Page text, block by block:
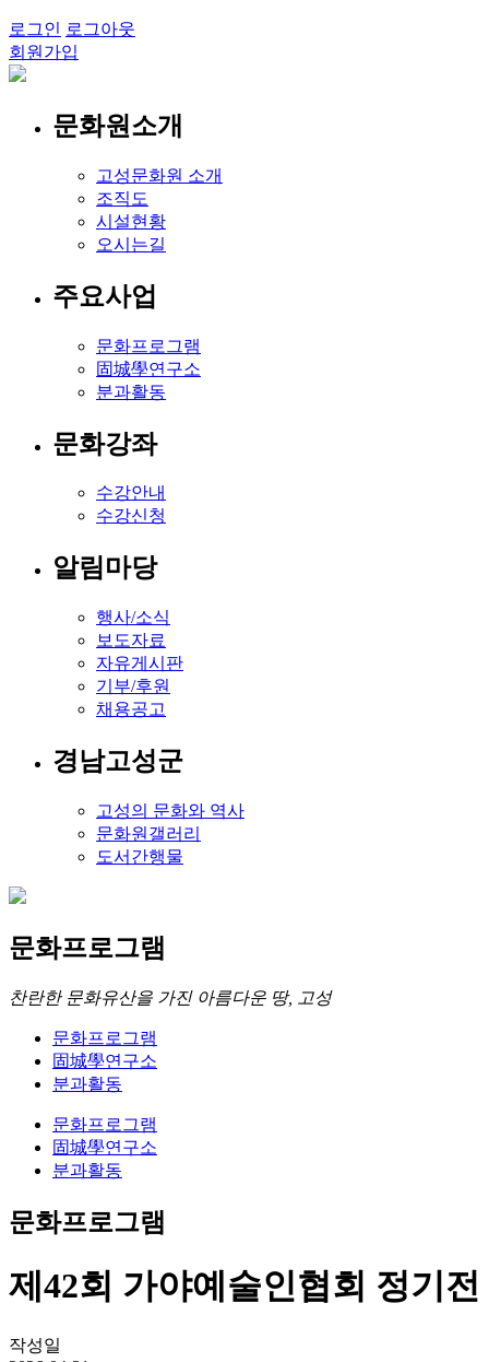
로그인 로그아웃
회원가입
문화원소개
고성문화원 소개
조직도
시설현황
오시는길
주요사업
문화프로그램
固城學연구소
분과활동
문화강좌
수강안내
수강신청
알림마당
행사/소식
보도자료
자유게시판
기부/후원
채용공고
경남고성군
고성의 문화와 역사
문화원갤러리
도서간행물
문화프로그램
찬란한 문화유산을 가진 아름다운 땅, 고성
문화프로그램
固城學연구소
분과활동
문화프로그램
固城學연구소
분과활동
문화프로그램
제42회 가야예술인협회 정기전
작성일